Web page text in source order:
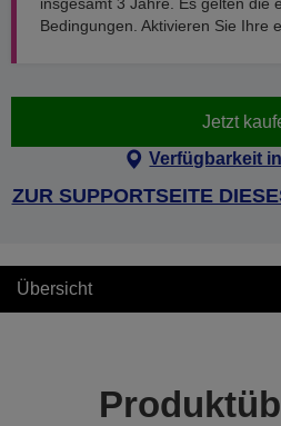
Bedingungen. Aktivieren Sie Ihre
Jetzt
Verfügbarkeit
ZUR SUPPORTSEITE
Übersicht